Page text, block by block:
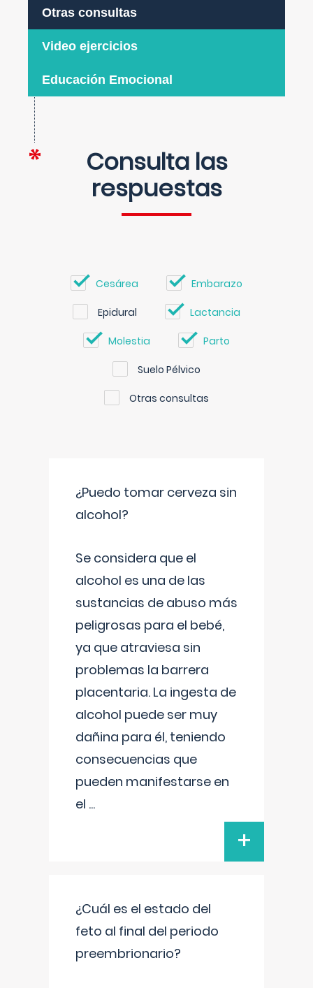
Otras consultas
Video ejercicios
Educación Emocional
Consulta las
respuestas
Cesárea Embarazo
Epidural Lactancia
Molestia Parto
Suelo Pélvico
Otras consultas
¿Puedo tomar cerveza sin
alcohol?
Se considera que el
alcohol es una de las
sustancias de abuso más
peligrosas para el bebé,
ya que atraviesa sin
problemas la barrera
placentaria. La ingesta de
alcohol puede ser muy
dañina para él, teniendo
consecuencias que
pueden manifestarse en
el ...
+
¿Cuál es el estado del
feto al final del periodo
preembrionario?